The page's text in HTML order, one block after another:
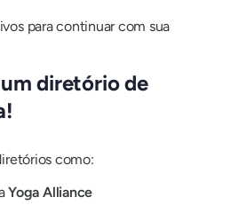
para continuar com sua
diretório de
como:
Yoga Alliance